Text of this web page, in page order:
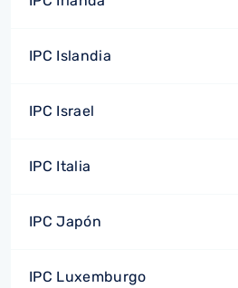
IPC Islandia
IPC Israel
IPC Italia
IPC Japón
IPC Luxemburgo